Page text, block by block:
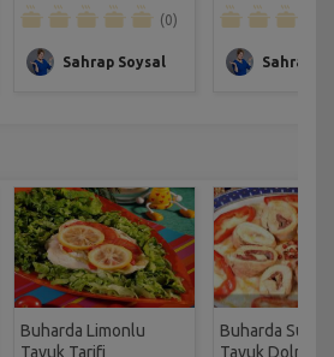
(0)
Sahrap Soysal Sahrap
Buharda Limonlu
Tavuk Tarifi
Buharda
Tavuk Dolması